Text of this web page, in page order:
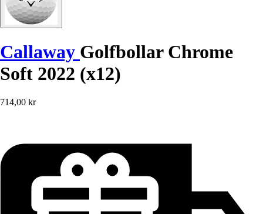
Callaway Golfbollar Chrome
Soft 2022 (x12)
714,00 kr